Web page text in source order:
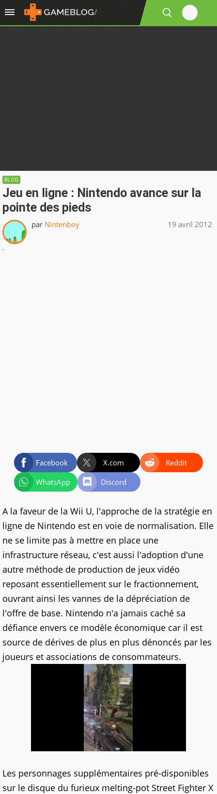
BLOG
Jeu en ligne : Nintendo avance sur la
pointe des pieds
par Nintenboy 19 avril 2012
.
Facebook X.com
Reddit
WhatsApp
Discord
A la faveur de la Wii U, l'approche de la stratégie en
ligne de Nintendo est en voie de normalisation. Elle
ne se limite pas à mettre en place une
infrastructure réseau, c'est aussi l'adoption d'une
autre méthode de production de jeux vidéo
reposant essentiellement sur le fractionnement,
ouvrant ainsi les vannes de la dépréciation de
l'offre de base. Nintendo n'a jamais caché sa
défiance envers ce modèle économique car il est
source de dérives de plus en plus dénoncés par les
joueurs et associations de consommateurs.
Les personnages supplémentaires pré-disponibles
sur le disque du furieux melting-pot Street Fighter X